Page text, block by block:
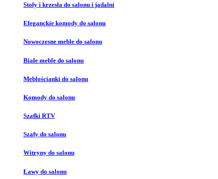
Stoły i krzesła do salonu i jadalni
Eleganckie komody do salonu
Nowoczesne meble do salonu
Białe meble do salonu
Meblościanki do salonu
Komody do salonu
Szafki RTV
Szafy do salonu
Witryny do salonu
Ławy do salonu